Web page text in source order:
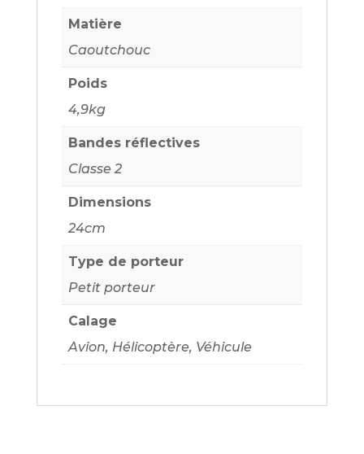
Matière
Caoutchouc
Poids
4,9kg
Bandes réflectives
Classe 2
Dimensions
24cm
Type de porteur
Petit porteur
Calage
Avion, Hélicoptère, Véhicule